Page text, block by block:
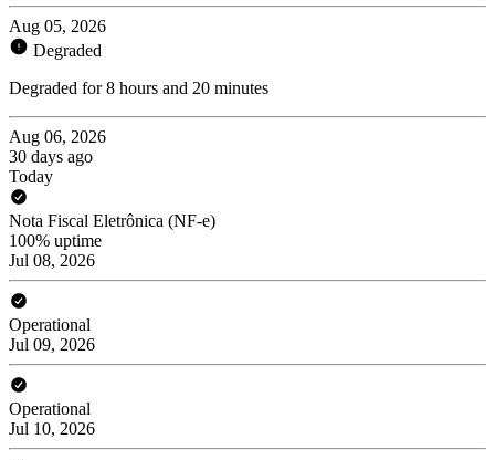
Aug 05, 2026
Degraded
Degraded for 8 hours and 20 minutes
Aug 06, 2026
30 days ago
Today
Nota Fiscal Eletrônica (NF-e)
100% uptime
Jul 08, 2026
Operational
Jul 09, 2026
Operational
Jul 10, 2026